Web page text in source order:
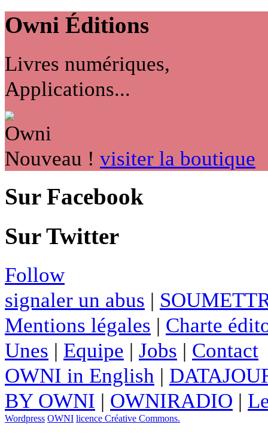
Owni Éditions
Livres numériques,
Applications...
Nouveau ! visiter la boutique
Sur Facebook
Sur Twitter
Follow
signaler un abus |
Mentions légales | Charte
Unes | Equipe | Jobs | Contact
OWNI in English |
BY OWNI | OWNIRADIO |
Wordpress OWNI licence Créative Commons.